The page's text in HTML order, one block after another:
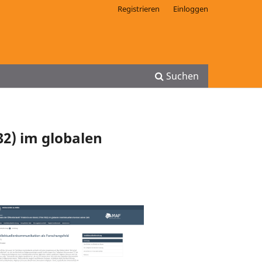
Suchen
Registrieren Einloggen
im globalen